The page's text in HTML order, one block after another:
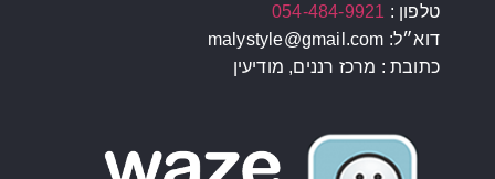
טלפון : 054-484-9921
דוא״ל: malystyle@gmail.com
כתובת : מרכז רננים, מודיעין